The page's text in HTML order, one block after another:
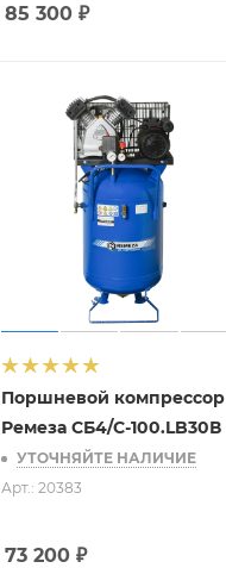
85 300₽
Поршневой компрессор
Ремеза СБ4/С-100.LB30В
УТОЧНЯЙТЕ НАЛИЧИЕ
Арт.: 20383
73 200₽